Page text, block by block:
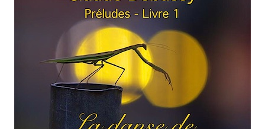
La puerta del vino